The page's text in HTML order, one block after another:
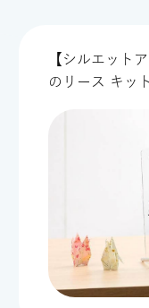
【シルエット
のリース キット